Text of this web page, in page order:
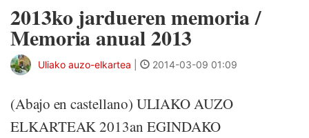
2013ko jardueren memoria /
Memoria anual 2013
Uliako auzo-elkartea 2014-03-09 01:09
(Abajo en castellano) ULIAKO AUZO
ELKARTEAK 2013an EGINDAKO